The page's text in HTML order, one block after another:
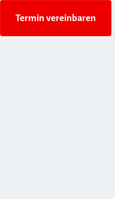
Termin vereinbaren